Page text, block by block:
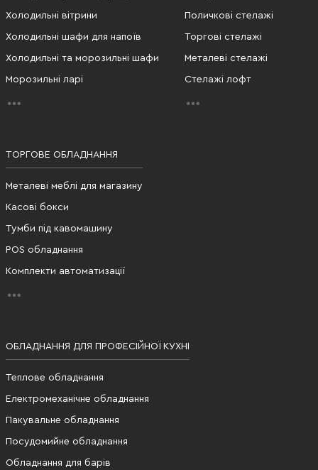
Холодильні вітрини
Холодильні шафи для напоїв
Холодильні та морозильні шафи
Морозильні ларі
Поличкові стелажі
Торгові стелажі
Металеві стелажі
Стелажі лофт
ТОРГОВЕ ОБЛАДНАННЯ
Металеві меблі для магазину
Касові бокси
Тумби під кавомашину
POS обладнання
Комплекти автоматизації
ОБЛАДНАННЯ ДЛЯ ПРОФЕСІЙНОЇ КУХНІ
Теплове обладнання
Електромеханічне обладнання
Пакувальне обладнання
Посудомийне обладнання
Обладнання для барів